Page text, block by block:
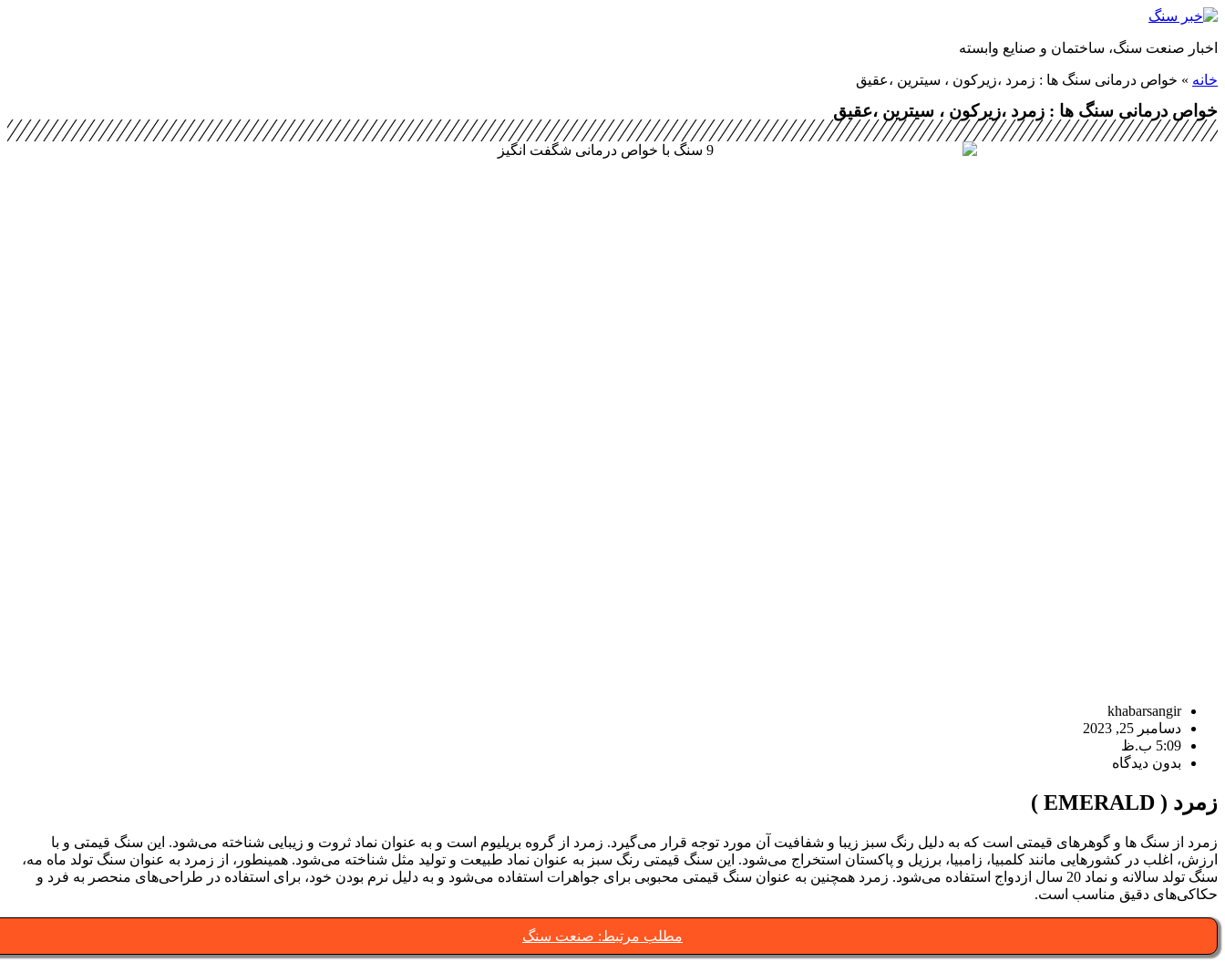
پرش
محتوا
اخبار صنعت سنگ، ساختمان و صنایع وابسته
خانه » خواص درمانی سنگ ها : زمرد ،زیرکون ، سیترین ،عقیق
خواص درمانی سنگ ها : زمرد ،زیرکون ، سیترین ،عقیق
khabarsangir
دسامبر 25, 2023
5:09 ب.ظ
بدون دیدگاه
زمرد ( EMERALD )
زمرد از سنگ ها و گوهرهای قیمتی است که به دلیل رنگ سبز زیبا و شفافیت آن مورد توجه قرار می‌گیرد. زمرد از گروه بریلیوم است و به عنوان نماد ثروت و زیبایی شناخته می‌شود. این سنگ قیمتی و با
ارزش، اغلب در کشورهایی مانند کلمبیا، زامبیا، برزیل و پاکستان استخراج می‌شود. این سنگ قیمتی رنگ سبز به عنوان نماد طبیعت و تولید مثل شناخته می‌شود. همینطور، از زمرد به عنوان سنگ تولد ماه مه،
سنگ تولد سالانه و نماد 20 سال ازدواج استفاده می‌شود. زمرد همچنین به عنوان سنگ قیمتی محبوبی برای جواهرات استفاده می‌شود و به دلیل نرم بودن خود، برای استفاده در طراحی‌های منحصر به فرد و
حکاکی‌های دقیق مناسب است.
مطلب مرتبط: صنعت سنگ